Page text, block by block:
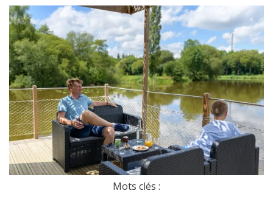
Mots clés :